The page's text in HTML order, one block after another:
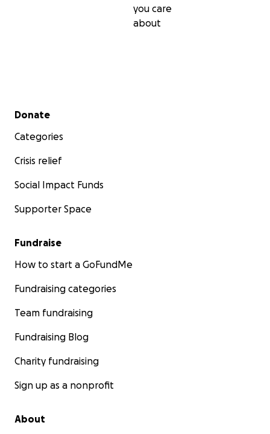
you care
about
Secondary menu
Donate
Categories
Crisis relief
Social Impact Funds
Supporter Space
Fundraise
How to start a GoFundMe
Fundraising categories
Team fundraising
Fundraising Blog
Charity fundraising
Sign up as a nonprofit
About